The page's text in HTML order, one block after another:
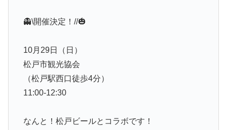
👻\開催決定！//🎃
10月29日（日）
松戸市観光協会
（松戸駅西口徒歩4分）
11:00-12:30
なんと！松戸ビールとコラボです！